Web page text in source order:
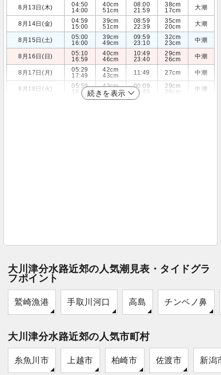
8月13日(木)
04:50
14:00
40cm
51cm
08:00
21:59
38cm
17cm
大潮
8月14日(金)
04:59
15:00
39cm
51cm
08:59
22:39
35cm
20cm
大潮
8月15日(土)
05:00
16:00
39cm
49cm
09:59
23:10
32cm
23cm
中潮
8月16日(日)
05:10
16:59
40cm
46cm
10:49
23:40
29cm
26cm
中潮
8月17日(月)
05:29
17:49
42cm
43cm
11:49 27cm 中潮
8月18日(火)
05:59
18:40
43cm
40cm
00:09
12:49
29cm
26cm
中潮
続きを表示
大川津分水路近郊の人気潮見表・タイドグラ
フポイント
鷲崎漁港 手取川河口 高島 チンベノ鼻
大川津分水路近郊の人気市町村
糸魚川市 上越市 柏崎市 佐渡市 新潟